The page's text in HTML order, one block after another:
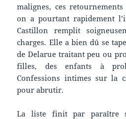
malignes, ces
on a pourtant rapidement
Castillon remplit
charges. Elle a bien dû se
de Delarue traitant peu ou
filles, des enfants à
Confessions intimes sur la
pour abrutir.
La liste finit par paraître